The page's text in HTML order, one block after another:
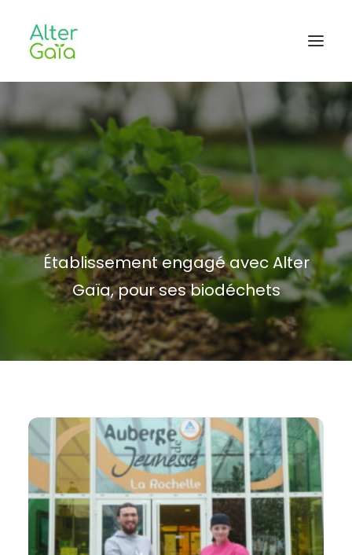
Accueil
Professionnels
Habitants
L’aventure
CONTACT
Établissement engagé avec Alter
Gaïa, pour ses biodéchets